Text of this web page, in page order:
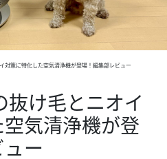
対策に特化した空気清浄機が登場！編集部レビュー
抜け毛とニオイ
気清浄機が登
ー